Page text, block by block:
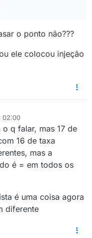
o ponto não???
ele colocou injeção
02:00
q falar, mas 17 de
16 de taxa
mas a
é = em todos os
é uma coisa agora
diferente